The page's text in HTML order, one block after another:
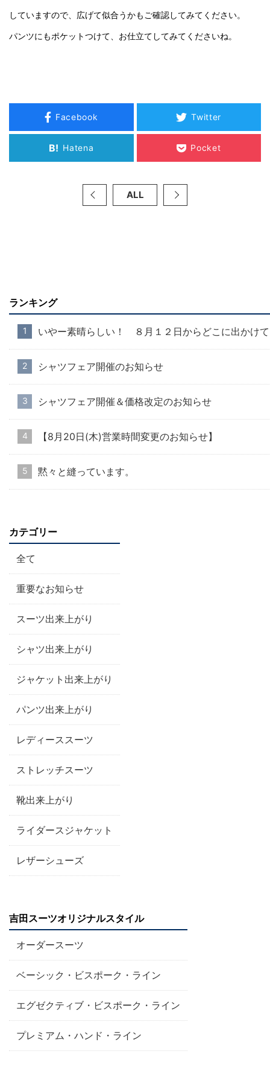
していますので、広げて似合うかもご確認してみてください。
パンツにもポケットつけて、お仕立てしてみてくださいね。
Facebook Twitter
B! Hatena Pocket
ALL
ランキング
いやー素晴らしい！ ８月１２日からどこに出かけ
シャツフェア開催のお知らせ
シャツフェア開催＆価格改定のお知らせ
【8月20日(木)営業時間変更のお知らせ】
黙々と縫っています。
カテゴリー
全て
重要なお知らせ
スーツ出来上がり
シャツ出来上がり
ジャケット出来上がり
パンツ出来上がり
レディーススーツ
ストレッチスーツ
靴出来上がり
ライダースジャケット
レザーシューズ
吉田スーツオリジナルスタイル
オーダースーツ
ベーシック・ビスポーク・ライン
エグゼクティブ・ビスポーク・ライン
プレミアム・ハンド・ライン